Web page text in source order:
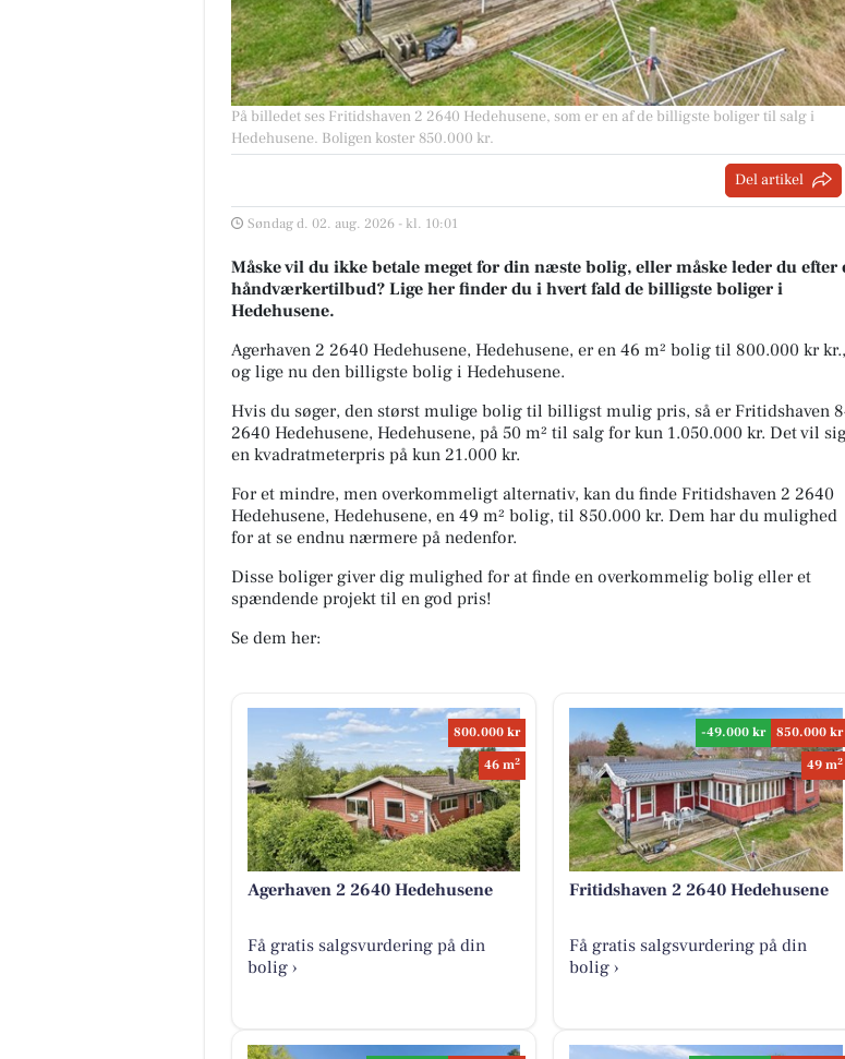
På billedet ses Fritidshaven 2 2640 Hedehusene, som er en af de billigste boliger til salg i
Hedehusene. Boligen koster 850.000 kr.
Del artikel
Søndag d. 02. aug. 2026 - kl. 10:01
Måske vil du ikke betale meget for din næste bolig, eller måske leder du efter
håndværkertilbud? Lige her finder du i hvert fald de billigste boliger i
Hedehusene.
Agerhaven 2 2640 Hedehusene, Hedehusene, er en 46 m² bolig til 800.000 kr kr.,
og lige nu den billigste bolig i Hedehusene.
Hvis du søger, den størst mulige bolig til billigst mulig pris, så er Fritidshaven
2640 Hedehusene, Hedehusene, på 50 m² til salg for kun 1.050.000 kr. Det vil
en kvadratmeterpris på kun 21.000 kr.
For et mindre, men overkommeligt alternativ, kan du finde Fritidshaven 2 2640
Hedehusene, Hedehusene, en 49 m² bolig, til 850.000 kr. Dem har du mulighed
for at se endnu nærmere på nedenfor.
Disse boliger giver dig mulighed for at finde en overkommelig bolig eller et
spændende projekt til en god pris!
Se dem her:
800.000 kr
46 m2
Agerhaven 2 2640 Hedehusene
Få gratis salgsvurdering på din
bolig ›
-49.000 kr
850.000 kr
49 m2
Fritidshaven 2 2640 Hedehusene
Få gratis salgsvurdering på din
bolig ›